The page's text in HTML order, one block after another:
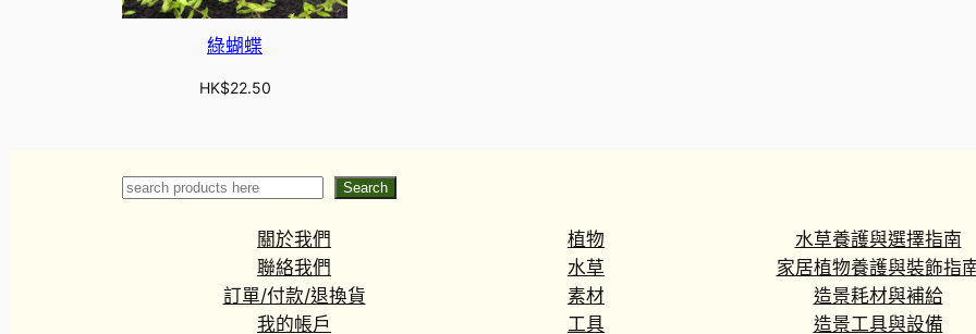
綠蝴蝶
HK$22.50
Search Search
關於我們
聯絡我們
訂單/付款/退換貨
我的帳戶
植物
水草
素材
工具
水草養護與選擇指南
家居植物養護與裝飾指
造景耗材與補給
造景工具與設備